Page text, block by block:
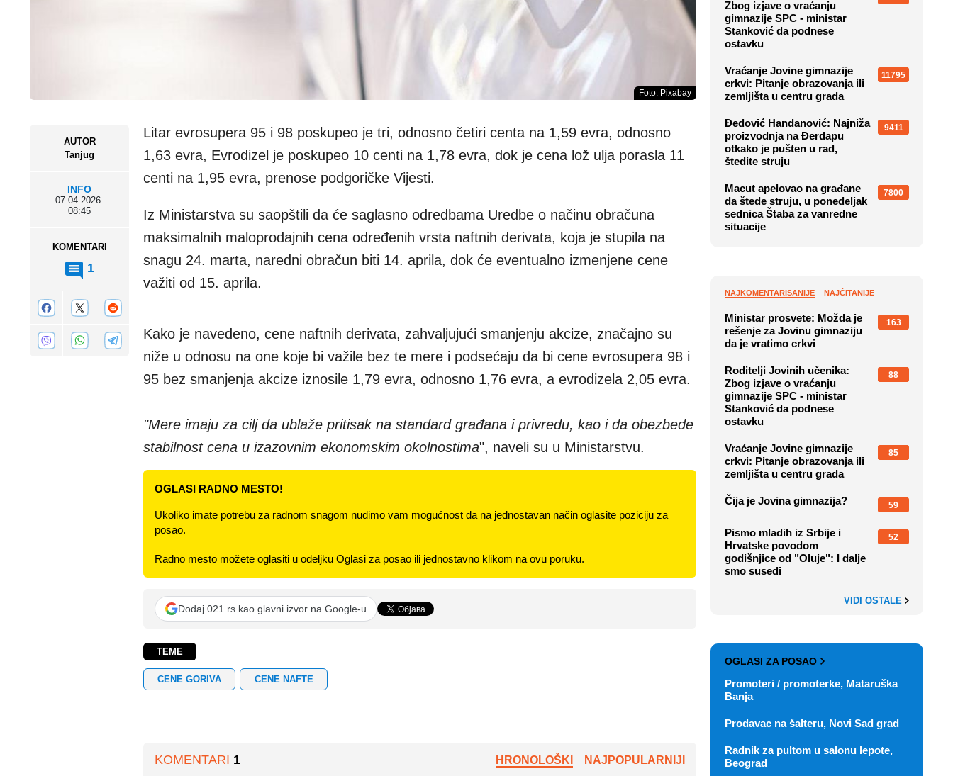
AUTOR
Tanjug
INFO
07.04.2026.
08:45
KOMENTARI
1
Foto: Pixabay
Litar evrosupera 95 i 98 poskupeo je tri, odnosno četiri centa na 1,59 evra, odnosno
1,63 evra, Evrodizel je poskupeo 10 centi na 1,78 evra, dok je cena lož ulja porasla 11
centi na 1,95 evra, prenose podgoričke Vijesti.
Iz Ministarstva su saopštili da će saglasno odredbama Uredbe o načinu obračuna
maksimalnih maloprodajnih cena određenih vrsta naftnih derivata, koja je stupila na
snagu 24. marta, naredni obračun biti 14. aprila, dok će eventualno izmenjene cene
važiti od 15. aprila.
Kako je navedeno, cene naftnih derivata, zahvaljujući smanjenju akcize, značajno su
niže u odnosu na one koje bi važile bez te mere i podsećaju da bi cene evrosupera 98 i
95 bez smanjenja akcize iznosile 1,79 evra, odnosno 1,76 evra, a evrodizela 2,05 evra.
"Mere imaju za cilj da ublaže pritisak na standard građana i privredu, kao i da obezbede
stabilnost cena u izazovnim ekonomskim okolnostima", naveli su u Ministarstvu.
OGLASI RADNO MESTO!
Ukoliko imate potrebu za radnom snagom nudimo vam mogućnost da na jednostavan način oglasite poziciju za
posao.
Radno mesto možete oglasiti u odeljku Oglasi za posao ili jednostavno klikom na ovu poruku.
Dodaj 021.rs kao glavni izvor na Google-u
TEME
CENE GORIVA CENE NAFTE
KOMENTARI 1 HRONOLOŠKI NAJPOPULARNIJI
Zbog izjave o vraćanju
gimnazije SPC - ministar
Stanković da podnese
ostavku
Vraćanje Jovine gimnazije
crkvi: Pitanje obrazovanja ili
zemljišta u centru grada
11795
Đedović Handanović: Najniža
proizvodnja na Đerdapu
otkako je pušten u rad,
štedite struju
9411
Macut apelovao na građane
da štede struju, u ponedeljak
sednica Štaba za vanredne
situacije
7800
NAJKOMENTARISANIJE NAJČITANIJE
Ministar prosvete: Možda je
rešenje za Jovinu gimnaziju
da je vratimo crkvi
163
Roditelji Jovinih učenika:
Zbog izjave o vraćanju
gimnazije SPC - ministar
Stanković da podnese
ostavku
88
Vraćanje Jovine gimnazije
crkvi: Pitanje obrazovanja ili
zemljišta u centru grada
85
Čija je Jovina gimnazija? 59
Pismo mladih iz Srbije i
Hrvatske povodom
godišnjice od "Oluje": I dalje
smo susedi
52
VIDI OSTALE
OGLASI ZA POSAO
Promoteri / promoterke, Mataruška
Banja
Prodavac na šalteru, Novi Sad grad
Radnik za pultom u salonu lepote,
Beograd